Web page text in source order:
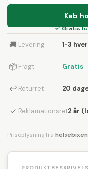
Køb
✓ Gratis
🚚 Levering 1-3
📦 Fragt Gratis
↩ Returret 20 dage
✓ Reklamationsret2 år
Prisoplysning fra